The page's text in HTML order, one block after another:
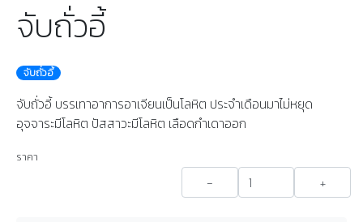
จับถั่วอี้
จับถั่วอี้
จับถั่วอี้ บรรเทาอาการอาเจียนเป็นโลหิต ประจำเดือนมาไม่หยุด
อุจจาระมีโลหิต ปัสสาวะมีโลหิต เลือดกำเดาออก
ราคา
- +